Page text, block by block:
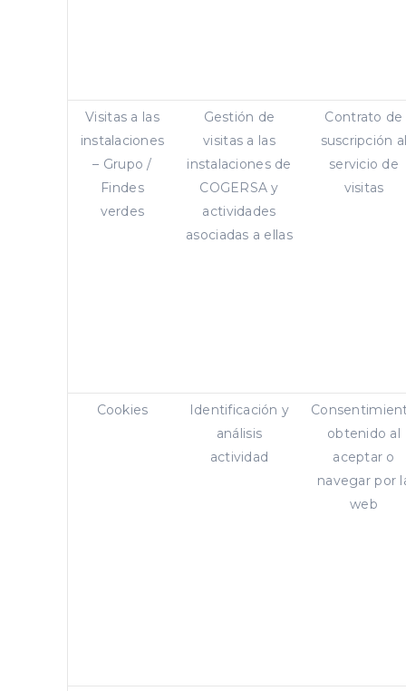
Visitas a las
instalaciones
– Grupo /
Findes
verdes
Gestión de
visitas a las
instalaciones de
COGERSA y
actividades
asociadas a ellas
Contrato de
suscripción
servicio de
visitas
Cookies
Identificación y
análisis
actividad
obtenido al
aceptar o
navegar por
web